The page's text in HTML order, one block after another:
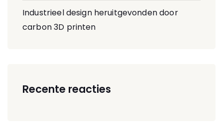
Industrieel design heruitgevonden door
carbon 3D printen
Recente reacties